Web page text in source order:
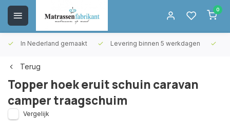
0
In Nederland gemaakt Levering binnen 5 werkdagen
Terug
Topper hoek eruit schuin caravan
camper traagschuim
Vergelijk